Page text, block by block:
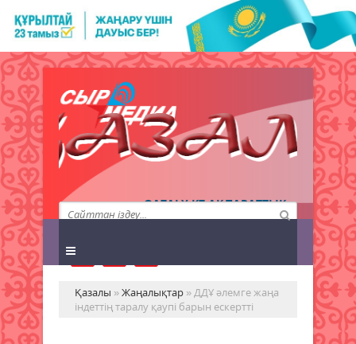
QAZALY.KZ АҚПАРАТТЫҚ
АГЕНТТІГІ
Қазалы »Жаңалықтар » ДДҰ әлемге жаңа
індеттің таралу қаупі барын ескертті